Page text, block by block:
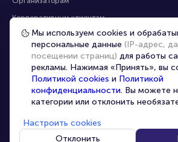
Корпоративным клиентам
VIP-билеты
Условия использования
Персональные данные
Контакты
Карта сайта
Управление cookies
8-800-
Все
Мы используем cookies и
персональные данные (IP-адрес,
посещении страниц) для работы
рекламы. Нажимая «Принять», вы
Политикой cookies и Политикой
конфиденциальности. Вы можете
категории или отклонить
Настроить cookies
Отклонить